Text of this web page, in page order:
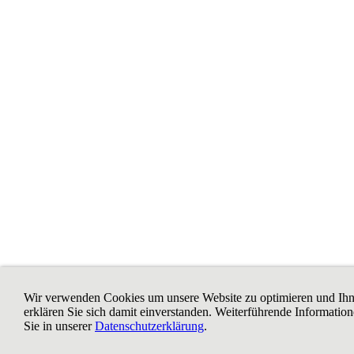
Wir verwenden Cookies um unsere Website zu optimieren und
erklären Sie sich damit einverstanden. Weiterführende
Sie in unsererDatenschutzerklärung.